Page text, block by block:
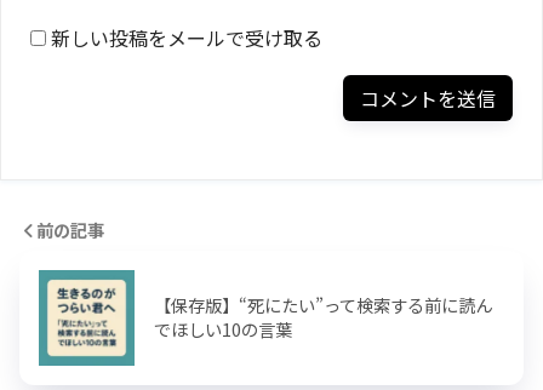
新しい投稿をメールで受け取る
前の記事
【保存版】“死にたい”って検索する前に読ん
でほしい10の言葉